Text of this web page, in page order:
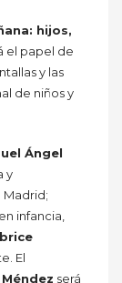
hijos,
el papel de
y las
de niños y
Ángel
y
Madrid;
infancia,
El
será